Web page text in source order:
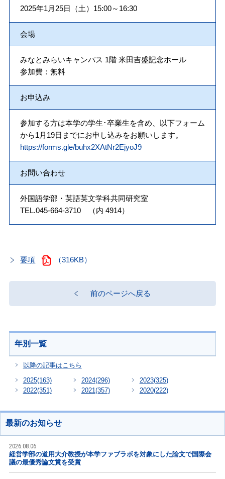
2025年1月25日（土）15:00～16:30
会場
みなとみらいキャンパス 1階 米田吉盛記念ホール
参加費：無料
お申込み
参加する方は本学の学生･卒業生を含め、以下フォーム
から1月19日までにお申し込みをお願いします。
https://forms.gle/buhx2XAtNr2EjyoJ9
お問い合わせ
外国語学部・英語英文学科共同研究室
TEL.045-664-3710 （内 4914）
要項 （316KB）
前のページへ戻る
年別一覧
以降の記事はこちら
2025(163) 2024(296) 2023(325)
2022(351) 2021 (357) 2020(222)
最新のお知らせ
2026.08.06
経営学部の道用大介教授が本学ファブラボを対象にした論文で国際会
議の最優秀論文賞を受賞